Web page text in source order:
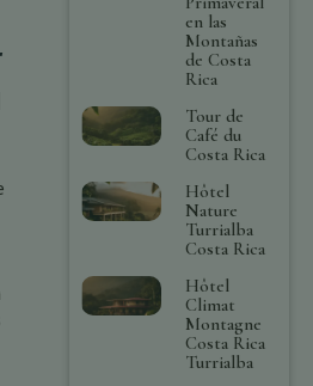
en las
Montañas
de Costa
Rica
Tour de
Café du
Costa Rica
Hôtel
Nature
Turrialba
Costa Rica
Hôtel
Climat
Montagne
Costa Rica
Turrialba